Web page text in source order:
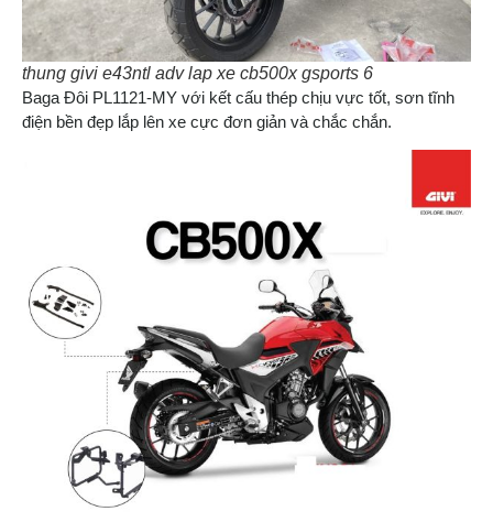
thung givi e43ntl adv lap xe cb500x gsports 6
Baga Đôi PL1121-MY với kết cấu thép chịu vực tốt, sơn tĩnh
điện bền đẹp lắp lên xe cực đơn giản và chắc chắn.